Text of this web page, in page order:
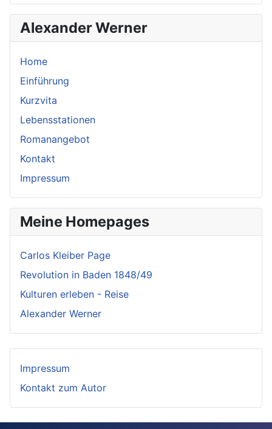
Alexander Werner
Home
Einführung
Kurzvita
Lebensstationen
Romanangebot
Kontakt
Impressum
Meine Homepages
Carlos Kleiber Page
Revolution in Baden 1848/49
Kulturen erleben - Reise
Alexander Werner
Impressum
Kontakt zum Autor